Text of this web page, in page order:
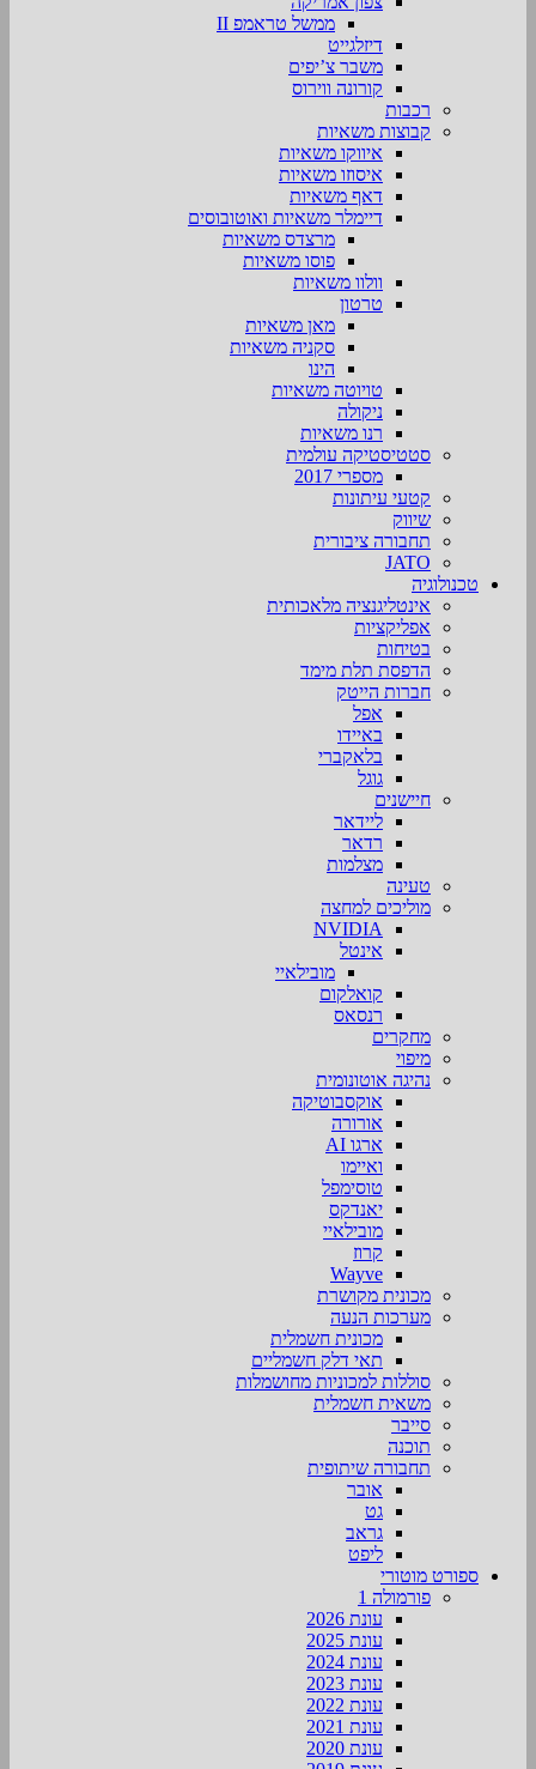
ממשל טראמפ II
דיזלגייט
משבר צ’יפים
קורונה ווירוס
רכבות
קבוצות משאיות
איווקו משאיות
איסוזו משאיות
דאף משאיות
דיימלר משאיות ואוטובוסים
מרצדס משאיות
פוסו משאיות
וולוו משאיות
טרטון
מאן משאיות
סקניה משאיות
הינו
טויוטה משאיות
ניקולה
רנו משאיות
סטטיסטיקה עולמית
מספרי 2017
קטעי עיתונות
שיווק
תחבורה ציבורית
JATO
טכנולוגיה
אינטליגנציה מלאכותית
אפליקציות
בטיחות
הדפסת תלת מימד
חברות הייטק
אפל
באיידו
בלאקברי
גוגל
חיישנים
ליידאר
רדאר
מצלמות
טעינה
מוליכים למחצה
NVIDIA
אינטל
מובילאיי
קואלקום
רנסאס
מחקרים
מיפוי
נהיגה אוטונומית
אוקסבוטיקה
אורורה
ארגו AI
ואיימו
טוסימפל
יאנדקס
מובילאיי
קרוז
Wayve
מכונית מקושרת
מערכות הנעה
מכונית חשמלית
תאי דלק חשמליים
סוללות למכוניות מחושמלות
משאית חשמלית
סייבר
תוכנה
תחבורה שיתופית
אובר
גט
גראב
ליפט
ספורט מוטורי
פורמולה 1
עונת 2026
עונת 2025
עונת 2024
עונת 2023
עונת 2022
עונת 2021
עונת 2020